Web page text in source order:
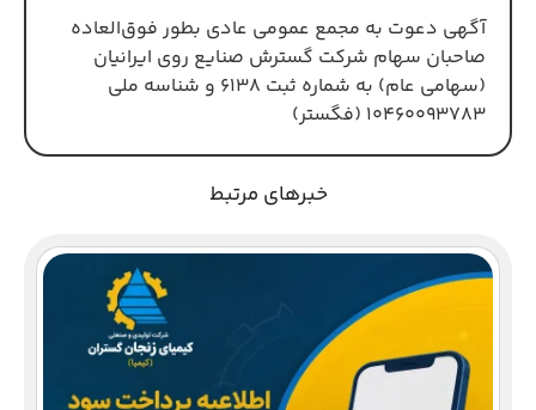
آگهی دعوت به مجمع عمومی عادی بطور فوق‌العاده
صاحبان سهام شرکت گسترش صنایع روی ایرانیان
(سهامی عام) به شماره ثبت 6138 و شناسه ملی
10460093783 (فگستر)
خبرهای مرتبط